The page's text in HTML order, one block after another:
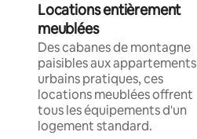
Locations entièrement
meublées
Des cabanes de montagne
paisibles aux appartements
urbains pratiques, ces
locations meublées offrent
tous les équipements d'un
logement standard.